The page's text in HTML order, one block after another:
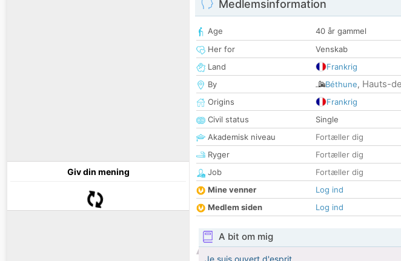
Giv din mening
Medlemsinformation
Age
40 år gammel
Her for
Venskab
Land
Frankrig
By
Béthune, Hauts-
Origins
Frankrig
Civil status
Single
Akademisk niveau
Fortæller dig
Ryger
Fortæller dig
Job
Fortæller dig
Mine venner
Log ind
Medlem siden
Log ind
A bit om mig